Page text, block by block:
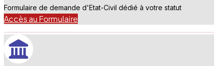
Formulaire de demande d'Etat-Civil dédié à votre statut
Accès au Formulaire